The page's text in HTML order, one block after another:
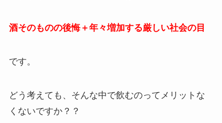
酒そのものの後悔＋年々増加する厳しい社会の目
です。
どう考えても、そんな中で飲むのってメリットな
くないですか？？